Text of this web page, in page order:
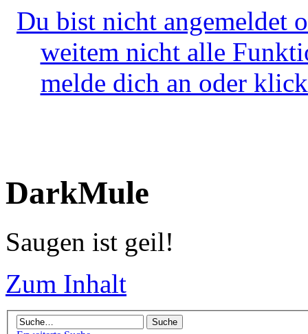
Du bist nicht angemeldet
weitem nicht alle
melde dich an oder
DarkMule
Saugen ist geil!
Zum Inhalt